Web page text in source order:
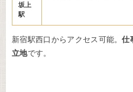
坂上
駅
新宿駅西口からアクセス可能。仕
立地です。